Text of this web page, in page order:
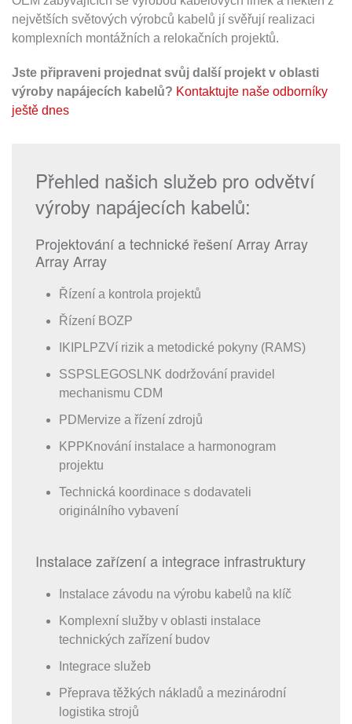
největších světových výrobců kabelů jí svěřují realizaci
komplexních montážních a relokačních projektů.
Jste připraveni projednat svůj další projekt v oblasti
výroby napájecích kabelů? Kontaktujte naše odborníky
ještě dnes
Přehled našich služeb pro odvětví
výroby napájecích kabelů:
Projektování a technické řešení Array Array
Array Array
Řízení a kontrola projektů
Řízení BOZP
IKIPLPZVí rizik a metodické pokyny (RAMS)
SSPSLEGOSLNK dodržování pravidel
mechanismu CDM
PDMervize a řízení zdrojů
KPPKnování instalace a harmonogram
projektu
Technická koordinace s dodavateli
originálního vybavení
Instalace zařízení a integrace infrastruktury
Instalace závodu na výrobu kabelů na klíč
Komplexní služby v oblasti instalace
technických zařízení budov
Integrace služeb
Přeprava těžkých nákladů a mezinárodní
logistika strojů